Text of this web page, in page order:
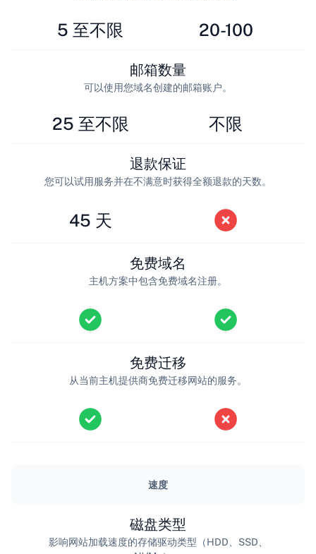
5 至不限 20-100
25 至不限
邮箱数量
可以使用您域名创建的邮箱账户。
不限
45 天
退款保证
您可以试用服务并在不满意时获得全额退款的天数。
免费域名
主机方案中包含免费域名注册。
免费迁移
从当前主机提供商免费迁移网站的服务。
速度
磁盘类型
影响网站加载速度的存储驱动类型（HDD、SSD、